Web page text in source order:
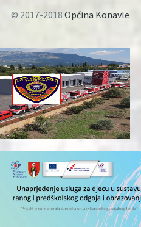
© 2017-2018 Općina Konavle